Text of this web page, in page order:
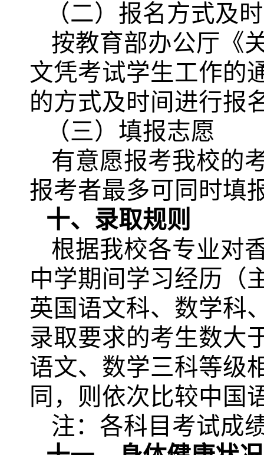
（二）报名方式及
按教育部办公厅《
文凭考试学生工作的
的方式及时间进行报
（三）填报志愿
有意愿报考我校的
报考者最多可同时填
十、录取规则
根据我校各专业对
中学期间学习经历（
英国语文科、数学科
录取要求的考生数大
语文、数学三科等级
同，则依次比较中国
注：各科目考试成